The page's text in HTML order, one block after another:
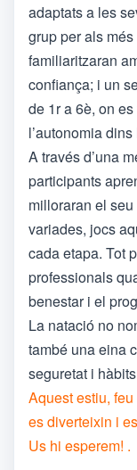
adaptats a les
grup per als
familiaritzaran
confiança; i un
de 1r a 6è, on
l’autonomia dins
A través d’una
participants
milloraran el
variades, jocs
cada etapa. Tot
professionals
benestar i el
La natació no
també una eina
seguretat i
Aquest estiu,
es diverteixin i
Us hi esperem! .